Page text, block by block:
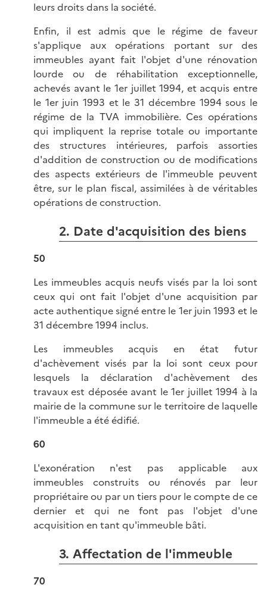
leurs droits dans la société.
Enfin, il est admis que le régime de faveur
s'applique aux opérations portant sur des
immeubles ayant fait l'objet d'une rénovation
lourde ou de réhabilitation exceptionnelle,
achevés avant le 1er juillet 1994, et acquis entre
le 1er juin 1993 et le 31 décembre 1994 sous le
régime de la TVA immobilière. Ces opérations
qui impliquent la reprise totale ou importante
des structures intérieures, parfois assorties
d'addition de construction ou de modifications
des aspects extérieurs de l'immeuble peuvent
être, sur le plan fiscal, assimilées à de véritables
opérations de construction.
2. Date d'acquisition des biens
50
Les immeubles acquis neufs visés par la loi sont
ceux qui ont fait l'objet d'une acquisition par
acte authentique signé entre le 1er juin 1993 et le
31 décembre 1994 inclus.
Les immeubles acquis en état futur
d'achèvement visés par la loi sont ceux pour
lesquels la déclaration d'achèvement des
travaux est déposée avant le 1er juillet 1994 à la
mairie de la commune sur le territoire de laquelle
l'immeuble a été édifié.
60
L'exonération n'est pas applicable aux
immeubles construits ou rénovés par leur
propriétaire ou par un tiers pour le compte de ce
dernier et qui ne font pas l'objet d'une
acquisition en tant qu'immeuble bâti.
3. Affectation de l'immeuble
70